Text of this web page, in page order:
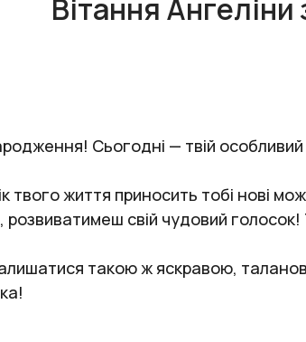
Вітання
Сьогодні — твій
твого життя приносить тобі нові
розвиватимеш свій чудовий
такою ж яскравою,